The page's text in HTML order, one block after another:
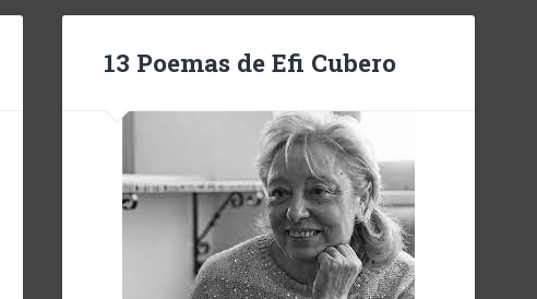
13 Poemas de Efi Cubero